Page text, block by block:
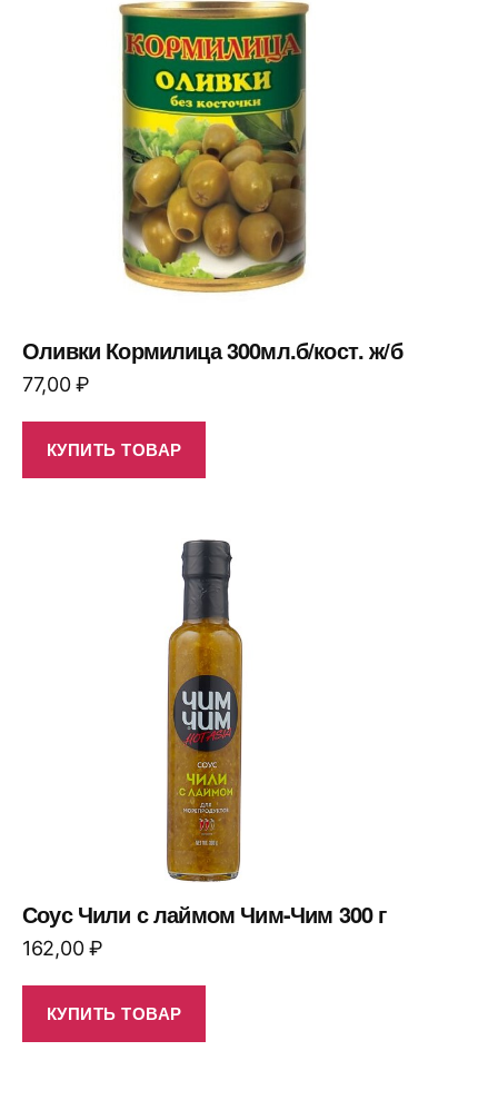
Оливки Кормилица 300мл.б/кост. ж/б
77,00₽
КУПИТЬ ТОВАР
Соус Чили с лаймом Чим-Чим 300 г
162,00₽
КУПИТЬ ТОВАР